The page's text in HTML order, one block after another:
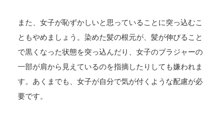
また、女子が恥ずかしいと思っていることに突っ込むこ
ともやめましょう。染めた髪の根元が、髪が伸びること
で黒くなった状態を突っ込んだり、女子のブラジャーの
一部が肩から見えているのを指摘したりしても嫌われま
す。あくまでも、女子が自分で気が付くような配慮が必
要です。